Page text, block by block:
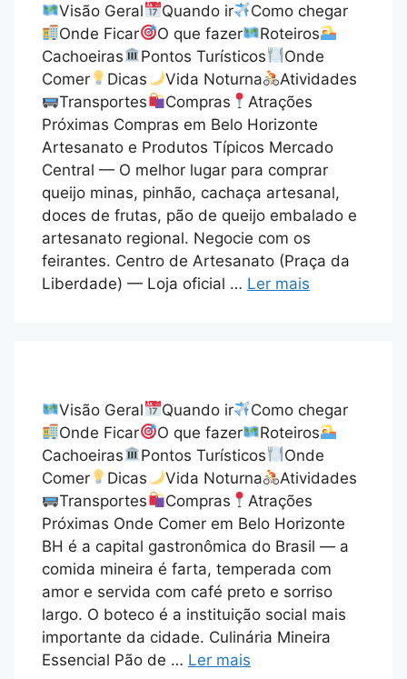
Visão Geral Quando ir
Como chegar
Onde Ficar
O que fazer
Roteiros
Cachoeiras
Pontos Turísticos
Onde
Comer
Dicas Vida Noturna
Atividades
Transportes
Compras
Atrações
Próximas Compras em Belo Horizonte
Artesanato e Produtos Típicos Mercado
Central — O melhor lugar para comprar
queijo minas, pinhão, cachaça artesanal,
doces de frutas, pão de queijo embalado e
artesanato regional. Negocie com os
feirantes. Centro de Artesanato (Praça da
Liberdade) — Loja oficial … Ler mais
Visão Geral Quando ir
Como chegar
Onde Ficar
O que fazer
Roteiros
Cachoeiras
Pontos Turísticos
Onde
Comer
Dicas Vida Noturna
Atividades
Transportes
Compras
Atrações
Próximas Onde Comer em Belo Horizonte
BH é a capital gastronômica do Brasil — a
comida mineira é farta, temperada com
amor e servida com café preto e sorriso
largo. O boteco é a instituição social mais
importante da cidade. Culinária Mineira
Essencial Pão de … Ler mais